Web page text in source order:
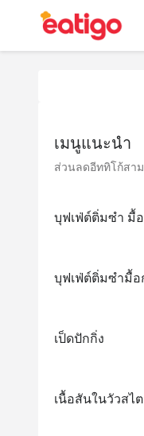
เมนูแนะนำ
ส่วนลดอีททิโก้สาม
บุฟเฟ่ต์ติ่มซำ มื้อ
บุฟเฟ่ต์ติ่มซำมื้อ
เป็ดปักกิ่ง
เนื้อสันในวัวสไ